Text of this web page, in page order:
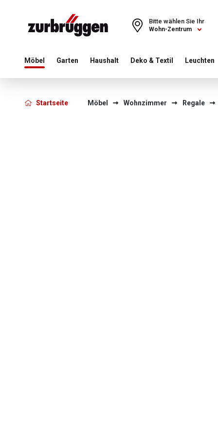
Choose a different country or region to see content for your
Wohn-Zentrum
Bitte wählen Sie Ihr
Möbel Garten Haushalt Deko & Textil Leuchten
Startseite Möbel Wohnzimmer Regale